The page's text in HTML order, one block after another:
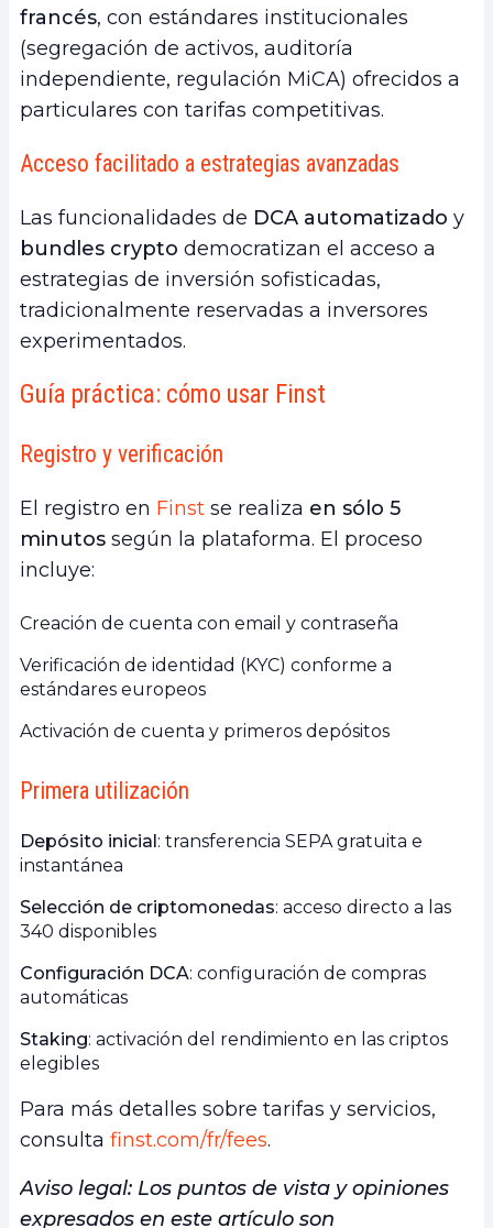
francés, con estándares institucionales
(segregación de activos, auditoría
independiente, regulación MiCA) ofrecidos a
particulares con tarifas competitivas.
Acceso facilitado a estrategias avanzadas
Las funcionalidades de DCA automatizado y
bundles crypto democratizan el acceso a
estrategias de inversión sofisticadas,
tradicionalmente reservadas a inversores
experimentados.
Guía práctica: cómo usar Finst
Registro y verificación
El registro en Finst se realiza en sólo 5
minutos según la plataforma. El proceso
incluye:
Creación de cuenta con email y contraseña
Verificación de identidad (KYC) conforme a
estándares europeos
Activación de cuenta y primeros depósitos
Primera utilización
Depósito inicial: transferencia SEPA gratuita e
instantánea
Selección de criptomonedas: acceso directo a las
340 disponibles
Configuración DCA: configuración de compras
automáticas
Staking: activación del rendimiento en las criptos
elegibles
Para más detalles sobre tarifas y servicios,
consulta finst.com/fr/fees.
Aviso legal: Los puntos de vista y opiniones
expresados en este artículo son